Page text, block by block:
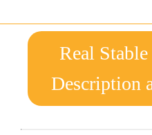
Real
Description